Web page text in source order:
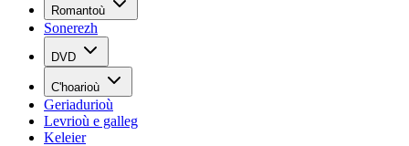
Romantoù
Sonerezh
DVD
C'hoarioù
Geriadurioù
Levrioù e galleg
Keleier